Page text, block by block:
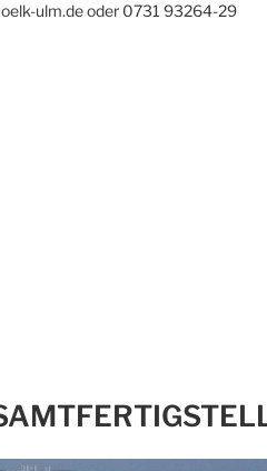
ulm.de oder 0731 93264-29